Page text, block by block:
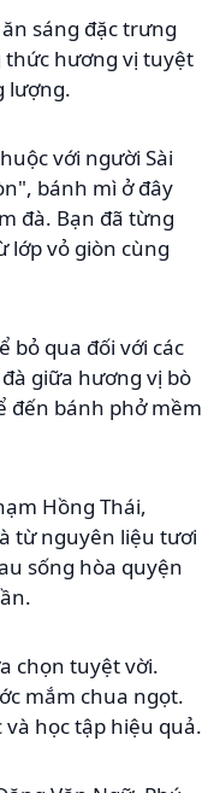
sáng đặc trưng
thức hương vị tuyệt
lượng.
với người Sài
bánh mì ở đây
đà. Bạn đã từng
lớp vỏ giòn cùng
bỏ qua đối với các
giữa hương vị bò
đến bánh phở mềm
Hồng Thái,
từ nguyên liệu tươi
sống hòa quyện
chọn tuyệt vời.
mắm chua ngọt.
học tập hiệu quả.